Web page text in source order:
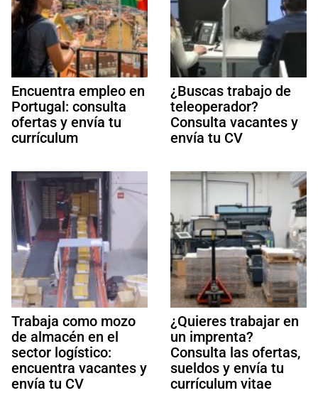
Encuentra empleo en
Portugal: consulta
ofertas y envía tu
currículum
¿Buscas trabajo de
teleoperador?
Consulta vacantes y
envía tu CV
Trabaja como mozo
de almacén en el
sector logístico:
encuentra vacantes y
envía tu CV
¿Quieres trabajar en
un imprenta?
Consulta las ofertas,
sueldos y envía tu
currículum vitae